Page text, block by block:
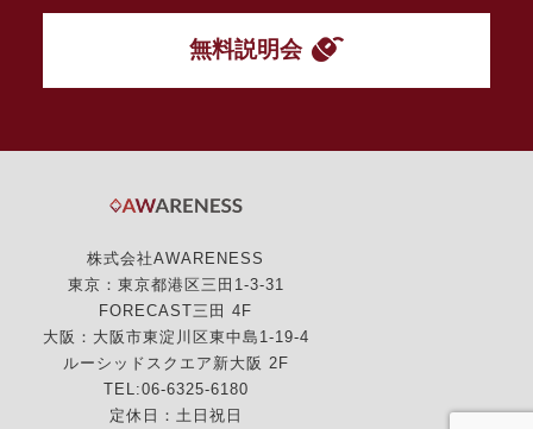
無料説明会
株式会社AWARENESS
東京：東京都港区三田1-3-31
FORECAST三田 4F
大阪：大阪市東淀川区東中島1-19-4
ルーシッドスクエア新大阪 2F
TEL:06-6325-6180
定休日：土日祝日